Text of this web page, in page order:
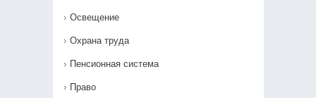
Освещение
Охрана труда
Пенсионная система
Право